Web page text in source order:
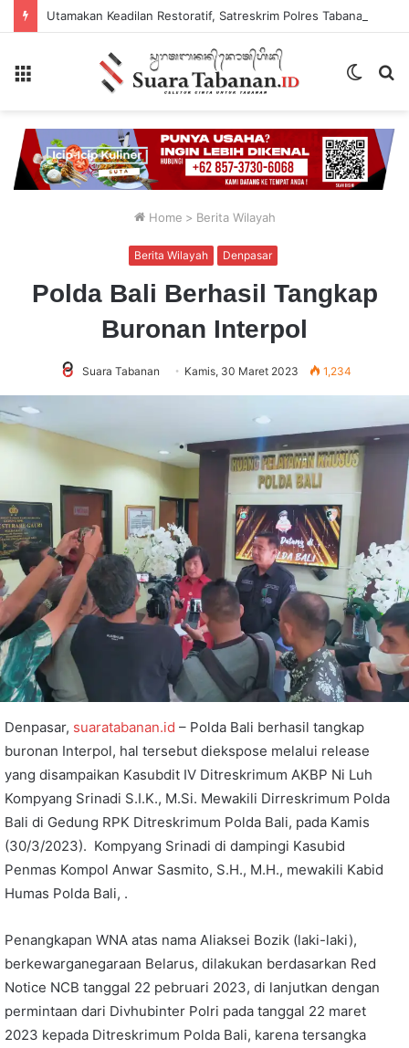
Switch
Home > Berita Wilayah
Berita Wilayah Denpasar
Polda Bali Berhasil Tangkap
Buronan Interpol
Suara Tabanan Kamis, 30 Maret 2023 1,234
Denpasar, suaratabanan.id – Polda Bali berhasil tangkap
buronan Interpol, hal tersebut diekspose melalui release
yang disampaikan Kasubdit IV Ditreskrimum AKBP Ni Luh
Kompyang Srinadi S.I.K., M.Si. Mewakili Dirreskrimum Polda
Bali di Gedung RPK Ditreskrimum Polda Bali, pada Kamis
(30/3/2023). Kompyang Srinadi di dampingi Kasubid
Penmas Kompol Anwar Sasmito, S.H., M.H., mewakili Kabid
Humas Polda Bali, .
Penangkapan WNA atas nama Aliaksei Bozik (laki-laki),
berkewarganegaraan Belarus, dilakukan berdasarkan Red
Notice NCB tanggal 22 pebruari 2023, di lanjutkan dengan
permintaan dari Divhubinter Polri pada tanggal 22 maret
2023 kepada Ditreskrimum Polda Bali, karena tersangka